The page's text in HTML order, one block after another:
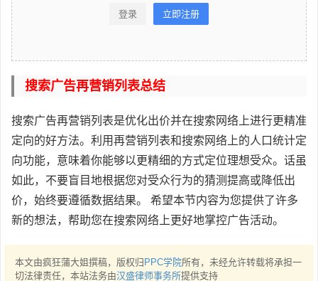
登录 立即注册
搜索广告再营销列表总结
搜索广告再营销列表是优化出价并在搜索网络上进行更精准
定向的好方法。利用再营销列表和搜索网络上的人口统计定
向功能，意味着你能够以更精细的方式定位理想受众。话虽
如此，不要盲目地根据您对受众行为的猜测提高或降低出
价，始终要遵循数据结果。 希望本节内容为您提供了许多
新的想法，帮助您在搜索网络上更好地掌控广告活动。
本文由疯狂蒲大姐撰稿，版权归 PPC学院所有，未经允许转载将承担一
切法律责任，本站法务由汉盛律师事务所提供支持